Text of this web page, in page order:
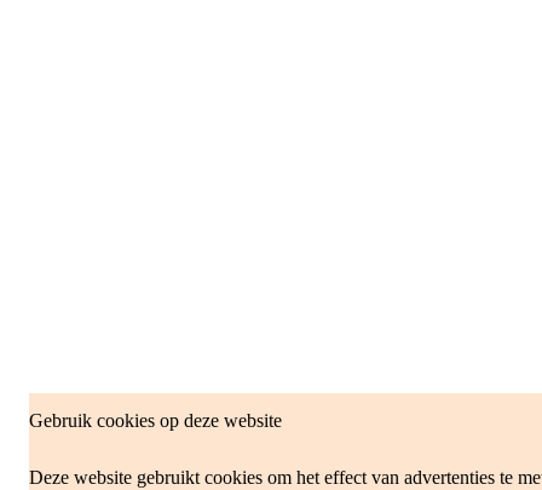
Gebruik cookies op deze website
Deze website gebruikt cookies om het effect van advertenties te